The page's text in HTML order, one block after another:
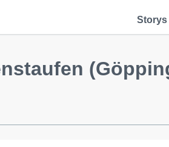
Storys